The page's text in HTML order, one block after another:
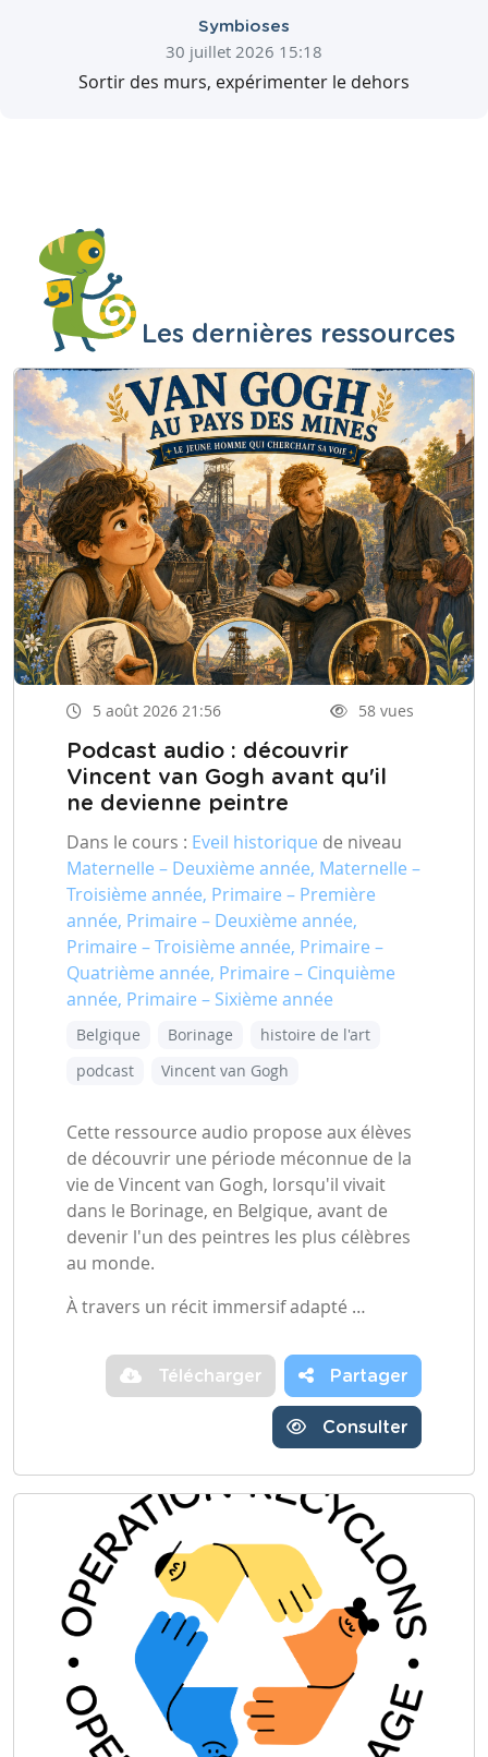
Symbioses
30 juillet 2026 15:18
Sortir des murs, expérimenter le dehors
Les dernières ressources
5 août 2026 21:56 58 vues
Podcast audio : découvrir
Vincent van Gogh avant qu'il
ne devienne peintre
Dans le cours : Eveil historique de niveau
Maternelle – Deuxième année, Maternelle –
Troisième année, Primaire – Première
année, Primaire – Deuxième année,
Primaire – Troisième année, Primaire –
Quatrième année, Primaire – Cinquième
année, Primaire – Sixième année
Belgique Borinage
histoire de l'art
podcast
Vincent van Gogh
Cette ressource audio propose aux élèves
de découvrir une période méconnue de la
vie de Vincent van Gogh, lorsqu'il vivait
dans le Borinage, en Belgique, avant de
devenir l'un des peintres les plus célèbres
au monde.
À travers un récit immersif adapté …
Télécharger Partager
Consulter